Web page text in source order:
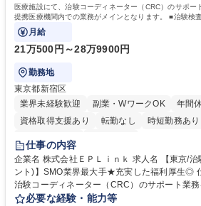
医療施設にて、治験コーディネーター（CRC）のサポ
提携医療機関内での業務がメインとなります。 ■治験検
管理に係る事務処理一般業務）
月給
21万500円～28万9900円
勤務地
東京都新宿区
業界未経験歓迎
副業・WワークOK
年間
資格取得支援あり
転勤なし 時短勤務あり
完全週休2日制
仕事の内容
企業名 株式会社ＥＰＬｉｎｋ 求人名 【東京/治験関連事務(CRCアシスタ
ント)】SMO業界最大手★充実した福利厚生◎ 仕事の内容 医療施設にて、
治験コーディネーター（CRC）のサポート業
携医療機関内での業務がメインとなります。 ■
必要な経験・能力等